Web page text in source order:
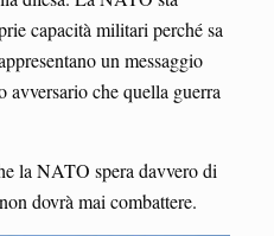
capacità militari perché sa
un messaggio
che quella guerra
la NATO spera davvero di
dovrà mai combattere.